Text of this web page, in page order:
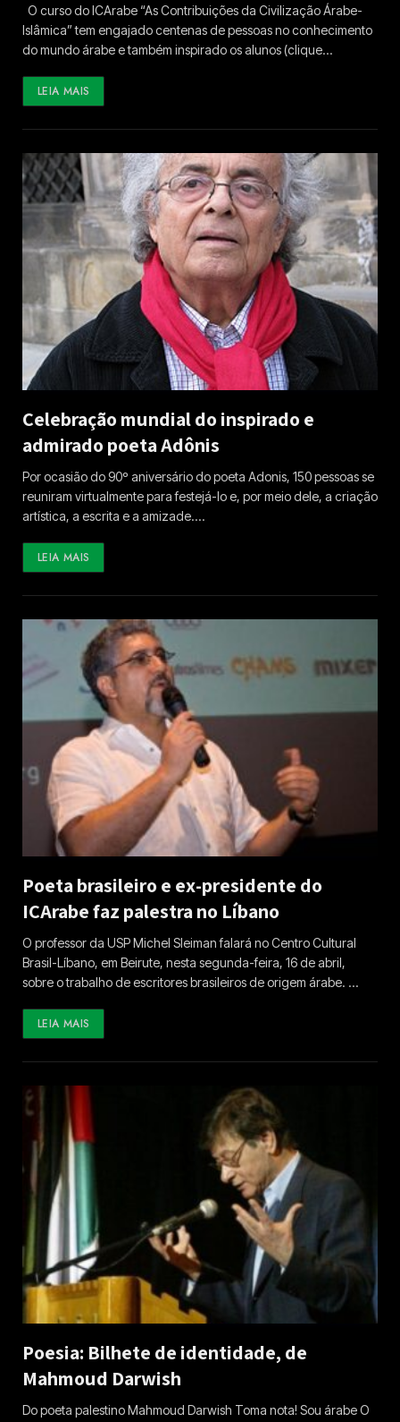
O curso do ICArabe “As Contribuições da Civilização Árabe-
Islâmica” tem engajado centenas de pessoas no conhecimento
do mundo árabe e também inspirado os alunos (clique…
LEIA MAIS
Celebração mundial do inspirado e
admirado poeta Adônis
Por ocasião do 90º aniversário do poeta Adonis, 150 pessoas se
reuniram virtualmente para festejá-lo e, por meio dele, a criação
artística, a escrita e a amizade.…
LEIA MAIS
Poeta brasileiro e ex-presidente do
ICArabe faz palestra no Líbano
O professor da USP Michel Sleiman falará no Centro Cultural
Brasil-Líbano, em Beirute, nesta segunda-feira, 16 de abril,
sobre o trabalho de escritores brasileiros de origem árabe. …
LEIA MAIS
Poesia: Bilhete de identidade, de
Mahmoud Darwish
Do poeta palestino Mahmoud Darwish Toma nota! Sou árabe O